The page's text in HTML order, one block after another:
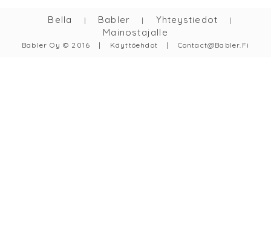
Bella | Babler | Yhteystiedot |
Mainostajalle
Babler Oy © 2016 | Käyttöehdot | Contact@babler.fi